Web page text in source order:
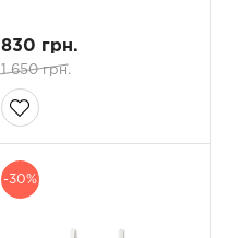
830 грн.
1 650 грн.
-30%